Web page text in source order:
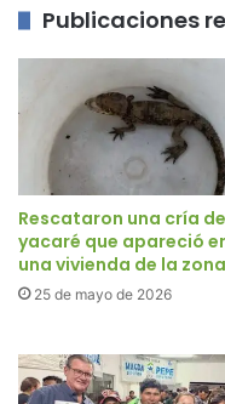
Publicaciones
Rescataron una cría de
yacaré que apareció
una vivienda de la
25 de mayo de 2026